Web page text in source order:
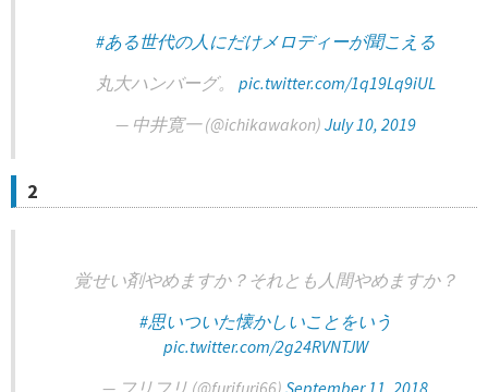
#ある世代の人にだけメロディーが聞こえる
丸大ハンバーグ。 pic.twitter.com/1q19Lq9iUL
— 中井寛一 (@ichikawakon) July 10, 2019
2
覚せい剤やめますか？それとも人間やめますか？
#思いついた懐かしいことをいう
pic.twitter.com/2g24RVNTJW